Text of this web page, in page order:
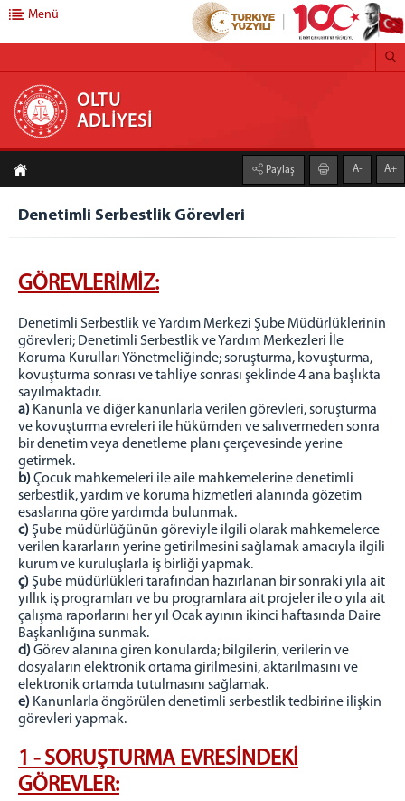
OLTU ADLİYESİ
BAŞSAVCILIK
İdari İşler Müdürlüğü
Adli Sicil Bürosu
Adliye Santral
ADALET KOMİSYONU
Adalet Komisyonu
Adalet Komisyon Personeli
Tarama Merkezi
MAHKEMELER
Ağır Ceza Mahkemesi
Asliye Ceza Mahkemesi
Sulh Ceza Hakimliği
İnfaz Hakimliği
Asliye Hukuk Mahkemesi
Sulh Hukuk Mahkemesi
Ceza Mahkemeleri Personeli
Hukuk Mahkemeleri Personeli
Ön Büro
Oltu İcra Dairesi
Menü
OLTU
ADLİYESİ
Paylaş A- A+
Denetimli Serbestlik Görevleri
GÖREVLERİMİZ:
Denetimli Serbestlik ve Yardım Merkezi Şube Müdürlüklerinin
görevleri; Denetimli Serbestlik ve Yardım Merkezleri İle
Koruma Kurulları Yönetmeliğinde; soruşturma, kovuşturma,
kovuşturma sonrası ve tahliye sonrası şeklinde 4 ana başlıkta
sayılmaktadır.
a) Kanunla ve diğer kanunlarla verilen görevleri, soruşturma
ve kovuşturma evreleri ile hükümden ve salıvermeden sonra
bir denetim veya denetleme planı çerçevesinde yerine
getirmek.
b)Çocuk mahkemeleri ile aile mahkemelerine denetimli
serbestlik, yardım ve koruma hizmetleri alanında gözetim
esaslarına göre yardımda bulunmak.
c)Şube müdürlüğünün göreviyle ilgili olarak mahkemelerce
verilen kararların yerine getirilmesini sağlamak amacıyla ilgili
kurum ve kuruluşlarla iş birliği yapmak.
ç)Şube müdürlükleri tarafından hazırlanan bir sonraki yıla ait
yıllık iş programları ve bu programlara ait projeler ile o yıla ait
çalışma raporlarını her yıl Ocak ayının ikinci haftasında Daire
Başkanlığına sunmak.
d)Görev alanına giren konularda; bilgilerin, verilerin ve
dosyaların elektronik ortama girilmesini, aktarılmasını ve
elektronik ortamda tutulmasını sağlamak.
e) Kanunlarla öngörülen denetimli serbestlik tedbirine ilişkin
görevleri yapmak.
1 - SORUŞTURMA EVRESİNDEKİ
GÖREVLER: